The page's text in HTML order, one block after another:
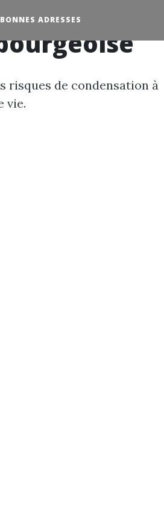
BONNES ADRESSES
risques de condensation à
vie.